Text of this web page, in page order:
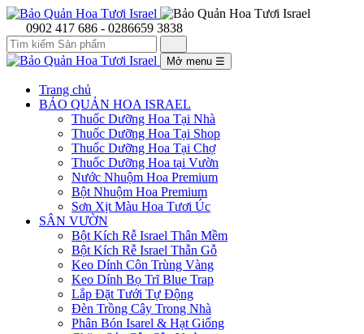
0902 417 686 - 0286659 3838
Mở menu ☰
Trang chủ
BẢO QUẢN HOA ISRAEL
Thuốc Dưỡng Hoa Tại Nhà
Thuốc Dưỡng Hoa Tại Shop
Thuốc Dưỡng Hoa Tại Chợ
Thuốc Dưỡng Hoa tại Vườn
Nước Nhuộm Hoa Premium
Bột Nhuộm Hoa Premium
Sơn Xịt Màu Hoa Tươi Úc
SÂN VƯỜN
Bột Kích Rễ Israel Thân Mềm
Bột Kích Rễ Israel Thẫn Gỗ
Keo Dính Côn Trùng Vàng
Keo Dính Bọ Trĩ Blue Trap
Lắp Đặt Tưới Tự Động
Đèn Trồng Cây Trong Nhà
Phân Bón Isarel & Hạt Giống